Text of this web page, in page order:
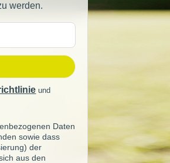
werden.
und
Daten
sowie dass
der
aus den